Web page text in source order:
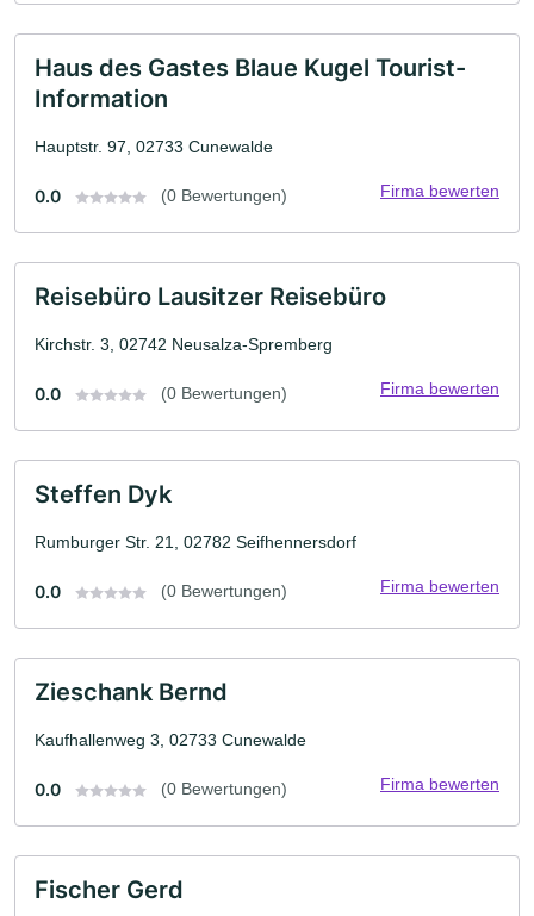
Haus des Gastes Blaue Kugel Tourist-
Information
Hauptstr. 97, 02733 Cunewalde
0.0 (0 Bewertungen) Firma bewerten
Reisebüro Lausitzer Reisebüro
Kirchstr. 3, 02742 Neusalza-Spremberg
0.0 (0 Bewertungen) Firma bewerten
Steffen Dyk
Rumburger Str. 21, 02782 Seifhennersdorf
0.0 (0 Bewertungen) Firma bewerten
Zieschank Bernd
Kaufhallenweg 3, 02733 Cunewalde
0.0 (0 Bewertungen) Firma bewerten
Fischer Gerd